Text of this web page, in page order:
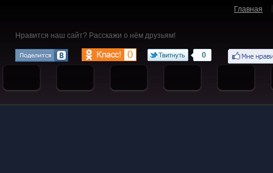
Главная
Нравится наш сайт? Расскажи о нём друзьям!